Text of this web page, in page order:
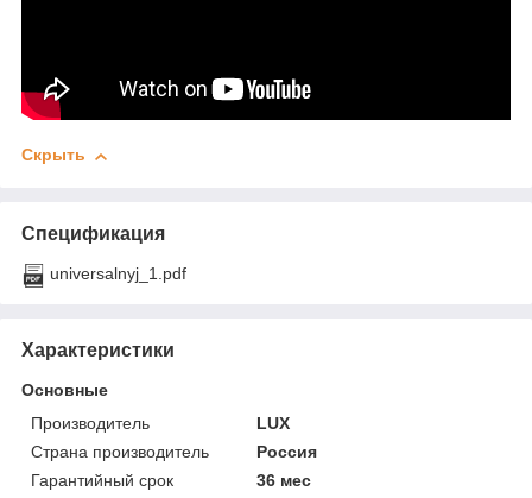
Скрыть
Спецификация
universalnyj_1.pdf
Характеристики
Основные
Производитель
LUX
Страна производитель
Россия
Гарантийный срок
36 мес